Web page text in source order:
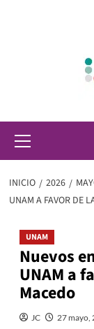
principal
INICIO 2026
UNAM A FAVOR DE
UNAM
Nuevos
UNAM a
Macedo
JC 27 mayo,